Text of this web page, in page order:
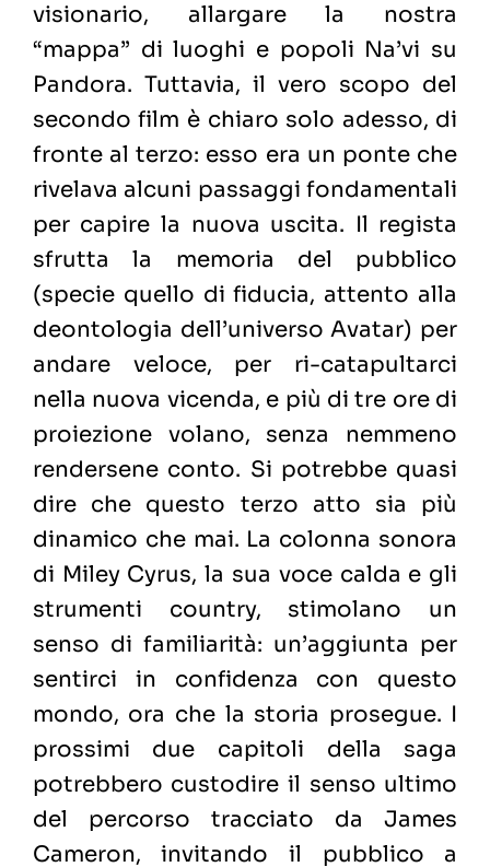
visionario, allargare la nostra
“mappa” di luoghi e popoli Na’vi su
Pandora. Tuttavia, il vero scopo del
secondo film è chiaro solo adesso, di
fronte al terzo: esso era un ponte che
rivelava alcuni passaggi fondamentali
per capire la nuova uscita. Il regista
sfrutta la memoria del pubblico
(specie quello di fiducia, attento alla
deontologia dell’universo Avatar) per
andare veloce, per ri-catapultarci
nella nuova vicenda, e più di tre ore di
proiezione volano, senza nemmeno
rendersene conto. Si potrebbe quasi
dire che questo terzo atto sia più
dinamico che mai. La colonna sonora
di Miley Cyrus, la sua voce calda e gli
strumenti country, stimolano un
senso di familiarità: un’aggiunta per
sentirci in confidenza con questo
mondo, ora che la storia prosegue. I
prossimi due capitoli della saga
potrebbero custodire il senso ultimo
del percorso tracciato da James
Cameron, invitando il pubblico a